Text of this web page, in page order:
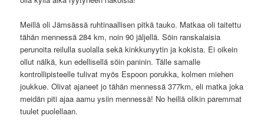
Meillä oli Jämsässä ruhtinaallisen pitkä tauko. Matkaa oli taitettu
tähän mennessä 284 km, noin 90 jäljellä. Söin ranskalaisia
perunoita reilulla suolalla sekä kinkkunyytin ja kokista. Ei oikein
ollut nälkä, kun edellisellä söin paninin. Tälle samalle
kontrollipisteelle tulivat myös Espoon porukka, kolmen miehen
joukkue. Olivat ajaneet jo tähän mennessä 377km, eli matka joka
meidän piti ajaa aamu ysiin mennessä! No heillä olikin paremmat
tuulet puolellaan.